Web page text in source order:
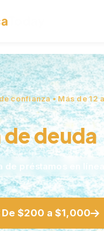
confianza • Más de 12
deuda
de préstamos en
De $200 a $1,000